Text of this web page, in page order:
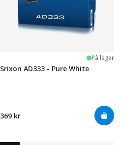
På lager
Srixon AD333 - Pure White
369 kr